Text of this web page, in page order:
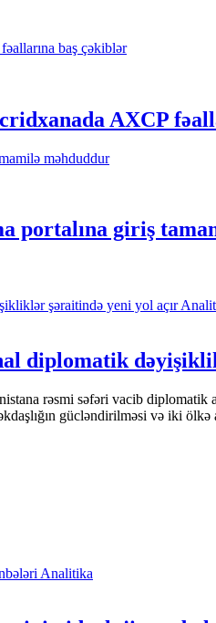
AXCP
portalına giriş
diplomatik
rəsmi səfəri vacib
gücləndirilməsi və iki
Analitika